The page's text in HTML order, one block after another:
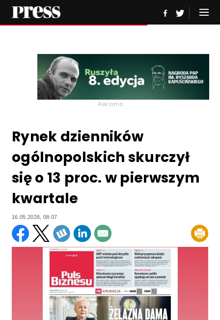
Reklama
Rynek dzienników
ogólnopolskich skurczył
się o 13 proc. w pierwszym
kwartale
16.05.2026, 08:07